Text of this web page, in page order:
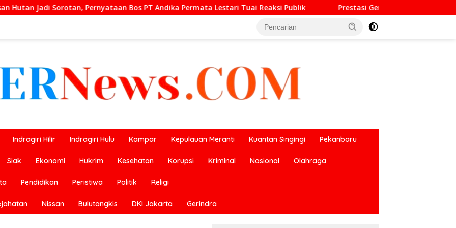
Bos PT Andika Permata Lestari Tuai Reaksi Publik Prestasi Gemilang O2SN, UPT SMP Negeri 2 Bangkinang
Indragiri Hilir Indragiri Hulu Kampar Kepulauan Meranti Kuantan Singingi Pekanbaru
Siak Ekonomi Hukrim Kesehatan Korupsi Kriminal Nasional Olahraga
Pendidikan Peristiwa Politik Religi
Nissan Bulutangkis DKI Jakarta Gerindra